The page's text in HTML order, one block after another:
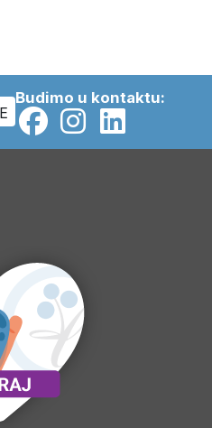
Budimo u kontaktu: